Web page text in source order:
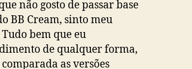
não gosto de passar base
BB Cream, sinto meu
bem que eu
de qualquer forma,
as versões